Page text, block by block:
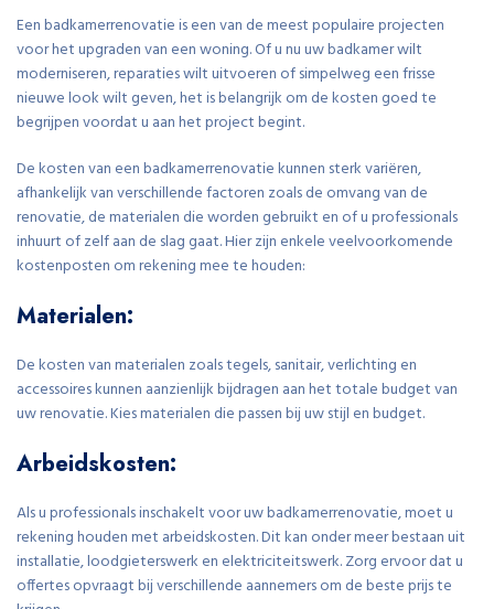
Een badkamerrenovatie is een van de meest populaire projecten
voor het upgraden van een woning. Of u nu uw badkamer wilt
moderniseren, reparaties wilt uitvoeren of simpelweg een frisse
nieuwe look wilt geven, het is belangrijk om de kosten goed te
begrijpen voordat u aan het project begint.
De kosten van een badkamerrenovatie kunnen sterk variëren,
afhankelijk van verschillende factoren zoals de omvang van de
renovatie, de materialen die worden gebruikt en of u professionals
inhuurt of zelf aan de slag gaat. Hier zijn enkele veelvoorkomende
kostenposten om rekening mee te houden:
Materialen:
De kosten van materialen zoals tegels, sanitair, verlichting en
accessoires kunnen aanzienlijk bijdragen aan het totale budget van
uw renovatie. Kies materialen die passen bij uw stijl en budget.
Arbeidskosten:
Als u professionals inschakelt voor uw badkamerrenovatie, moet u
rekening houden met arbeidskosten. Dit kan onder meer bestaan uit
installatie, loodgieterswerk en elektriciteitswerk. Zorg ervoor dat u
offertes opvraagt ​​bij verschillende aannemers om de beste prijs te